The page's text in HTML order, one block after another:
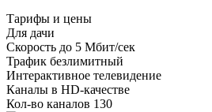
Тарифы и цены
Для дачи
Скорость до 5 Мбит/сек
Трафик безлимитный
Интерактивное телевидение
Каналы в HD-качестве
Кол-во каналов 130